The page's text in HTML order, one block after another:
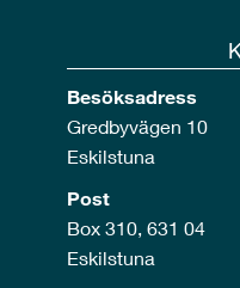
Besöksadress
Gredbyvägen 10
Eskilstuna
Post
Box 310, 631 04
Eskilstuna